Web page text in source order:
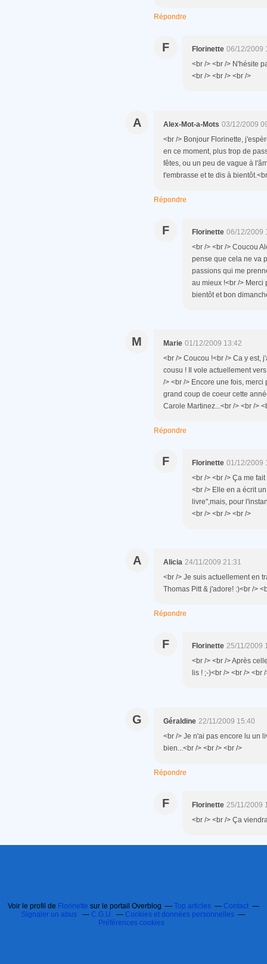
Répondre
F Florinette 06/12/2009
<br /> <br /> N'hésite
<br /> <br /> <br />
A Alex-Mot-a-Mots 03/12/2009
<br /> Bonjour Florinette,
en ce moment, plus trop de
fêtes, ou un peu de vague à
t'embrasse et te dis à
Répondre
F Florinette 06/12/2009
<br /> <br /> Coucou
pense que cela ne va
passions qui me
au mieux !<br /> Merci
bientôt et bon
M Marie 01/12/2009 13:42
<br /> Coucou !<br /> Ca y est,
cousu ! Il vole actuellement
/> <br /> Encore une fois,
grand coup de coeur cette
Carole Martinez...<br /> <br />
Répondre
F Florinette 01/12/2009
<br /> <br /> Ça me
<br /> Elle en a écrit
livre",mais, pour
<br /> <br /> <br />
A Alicia 24/11/2009 21:31
<br /> Je suis actuellement en
Thomas Pitt & j'adore! :)<br />
Répondre
F Florinette 25/11/2009
<br /> <br /> Après
lis ! ;-)<br /> <br /> <br
G Géraldine 22/11/2009 15:40
<br /> Je n'ai pas encore lu un
bien...<br /> <br /> <br />
Répondre
F Florinette 25/11/2009
<br /> <br /> Ça
Voir le profil de Florinette sur le portail Overblog Top articles
Contact
Signaler un abus
C.G.U.
Cookies et données personnelles
Préférences cookies